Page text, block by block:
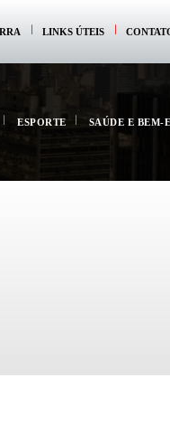
LINKS ÚTEIS
ESPORTE SAÚDE E BEM-